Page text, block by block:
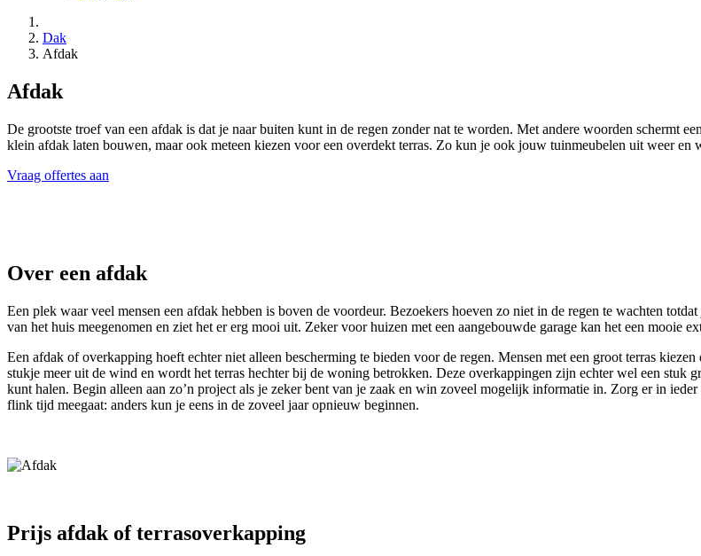
Dak
Afdak
Afdak
De grootste troef van een afdak is dat je naar buiten kunt in de regen zonder nat te worden. Met andere woorden schermt
klein afdak laten bouwen, maar ook meteen kiezen voor een overdekt terras. Zo kun je ook jouw tuinmeubelen uit weer en
Vraag offertes aan
Over een afdak
Een plek waar veel mensen een afdak hebben is boven de voordeur. Bezoekers hoeven zo niet in de regen te wachten
van het huis meegenomen en ziet het er erg mooi uit. Zeker voor huizen met een aangebouwde garage kan het een mooie
Een afdak of overkapping hoeft echter niet alleen bescherming te bieden voor de regen. Mensen met een groot terras
stukje meer uit de wind en wordt het terras hechter bij de woning betrokken. Deze overkappingen zijn echter wel een stuk
kunt halen. Begin alleen aan zo’n project als je zeker bent van je zaak en win zoveel mogelijk informatie in. Zorg er in
flink tijd meegaat: anders kun je eens in de zoveel jaar opnieuw beginnen.
Prijs afdak of terrasoverkapping